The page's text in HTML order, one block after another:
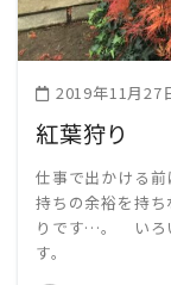
2019年11月27
紅葉狩り
仕事で出かける
持ちの余裕を持
りです…。 いろ
す。